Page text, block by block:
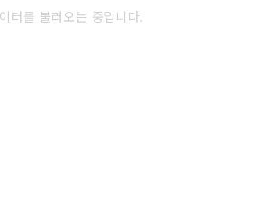
터를 불러오는 중입니다.